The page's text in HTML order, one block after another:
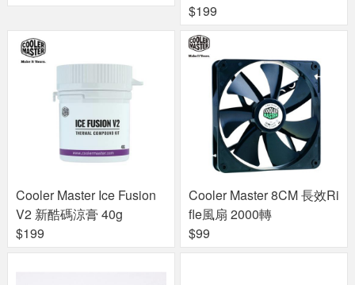
$199
Cooler Master Ice Fusion
V2 新酷碼涼膏 40g
$199
Cooler Master 8CM 長效Ri
fle風扇 2000轉
$99